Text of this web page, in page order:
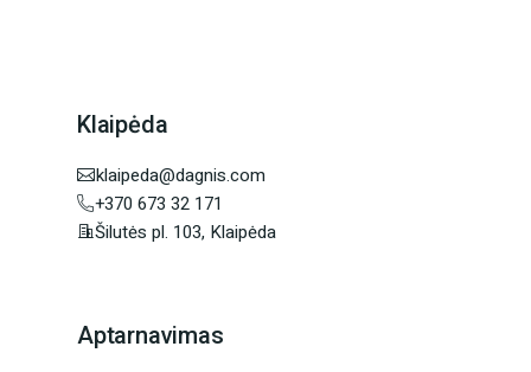
Klaipėda
klaipeda@dagnis.com
+370 673 32 171
Šilutės pl. 103, Klaipėda
Aptarnavimas